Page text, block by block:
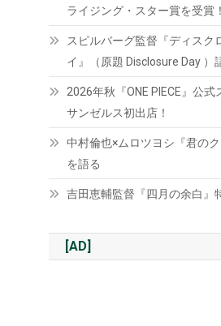
ライジング・スター賞を受賞！
スピルバーグ監督『ディスク
イ』（原題 Disclosure Day ）
2026年秋『ONE PIECE』公式
サンゼルス初出店！
中村倫也×ムロツヨシ『君の
を語る
吉田恵輔監督『四月の余白』
[AD]